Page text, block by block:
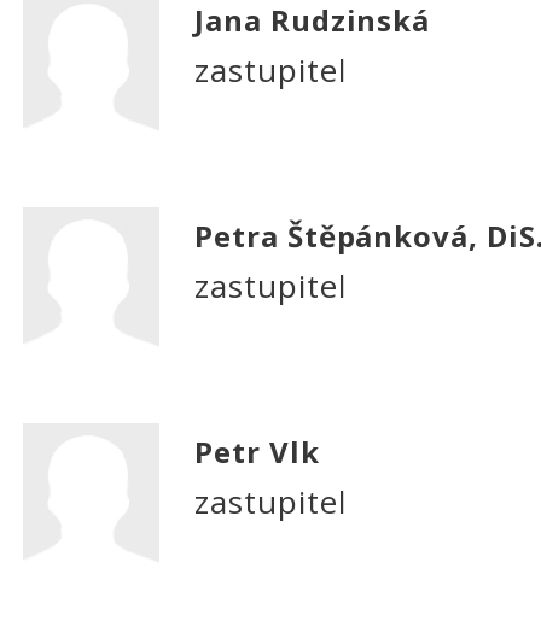
Jana Rudzinská
zastupitel
Petra Štěpánková,
zastupitel
Petr Vlk
zastupitel